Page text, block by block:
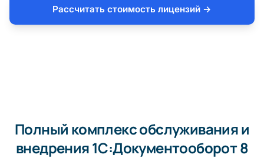
Пока не знаем
Рассчитать стоимость лицензий →
Полный комплекс обслуживания и
внедрения 1С:Документооборот 8